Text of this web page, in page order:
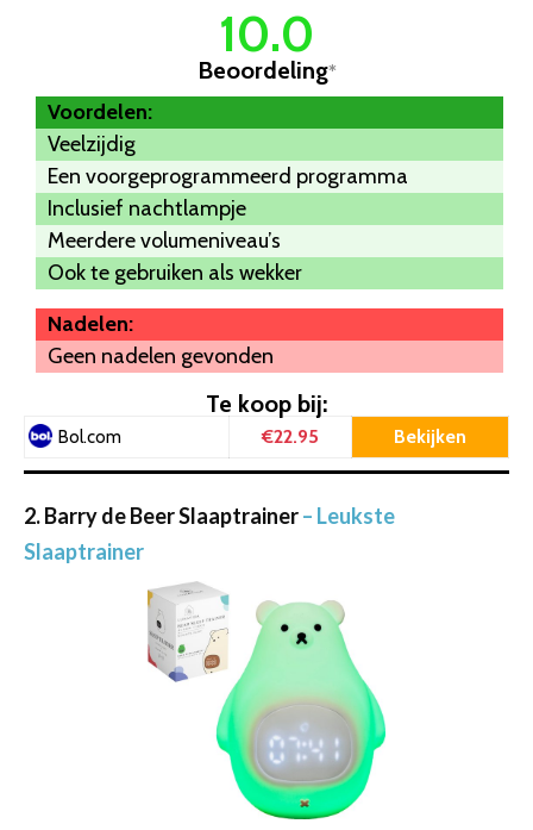
10.0
Beoordeling*
Voordelen:
Veelzijdig
Een voorgeprogrammeerd programma
Inclusief nachtlampje
Meerdere volumeniveau’s
Ook te gebruiken als wekker
Nadelen:
Geen nadelen gevonden
Te koop bij:
Bol.com €22.95 Bekijken
2. Barry de Beer Slaaptrainer– Leukste
Slaaptrainer